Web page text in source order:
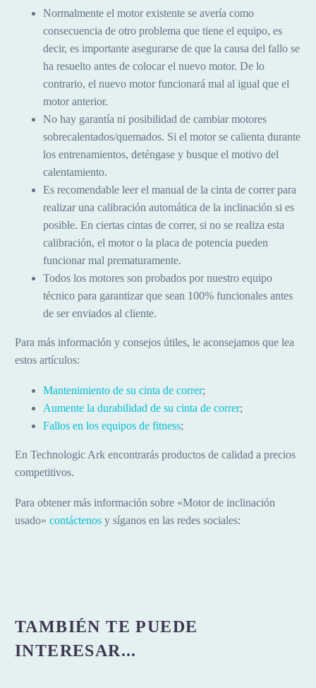
Normalmente el motor existente se avería como
consecuencia de otro problema que tiene el equipo, es
decir, es importante asegurarse de que la causa del fallo se
ha resuelto antes de colocar el nuevo motor. De lo
contrario, el nuevo motor funcionará mal al igual que el
motor anterior.
No hay garantía ni posibilidad de cambiar motores
sobrecalentados/quemados. Si el motor se calienta durante
los entrenamientos, deténgase y busque el motivo del
calentamiento.
Es recomendable leer el manual de la cinta de correr para
realizar una calibración automática de la inclinación si es
posible. En ciertas cintas de correr, si no se realiza esta
calibración, el motor o la placa de potencia pueden
funcionar mal prematuramente.
Todos los motores son probados por nuestro equipo
técnico para garantizar que sean 100% funcionales antes
de ser enviados al cliente.
Para más información y consejos útiles, le aconsejamos que lea
estos artículos:
Mantenimiento de su cinta de correr;
Aumente la durabilidad de su cinta de correr;
Fallos en los equipos de fitness;
En Technologic Ark encontrarás productos de calidad a precios
competitivos.
Para obtener más información sobre «Motor de inclinación
usado» contáctenos y síganos en las redes sociales:
TAMBIÉN TE PUEDE
INTERESAR...